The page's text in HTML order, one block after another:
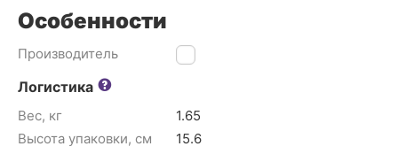
Особенности
Производитель HP
Логистика
Вес, кг
1.65
Высота упаковки, см
15.6